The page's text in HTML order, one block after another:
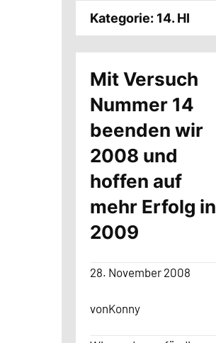
Kategorie: 14. HI
Mit Versuch
Nummer 14
beenden wir
2008 und
hoffen auf
mehr Erfolg in
2009
28. November 2008
vonKonny